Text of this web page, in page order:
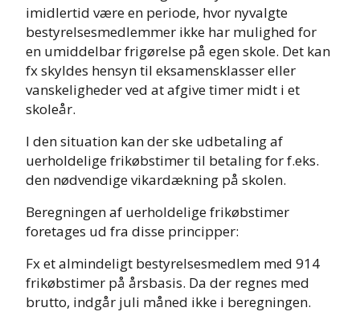
imidlertid være en periode, hvor nyvalgte
bestyrelsesmedlemmer ikke har mulighed for
en umiddelbar frigørelse på egen skole. Det kan
fx skyldes hensyn til eksamensklasser eller
vanskeligheder ved at afgive timer midt i et
skoleår.
I den situation kan der ske udbetaling af
uerholdelige frikøbstimer til betaling for f.eks.
den nødvendige vikardækning på skolen.
Beregningen af uerholdelige frikøbstimer
foretages ud fra disse principper:
Fx et almindeligt bestyrelsesmedlem med 914
frikøbstimer på årsbasis. Da der regnes med
brutto, indgår juli måned ikke i beregningen.